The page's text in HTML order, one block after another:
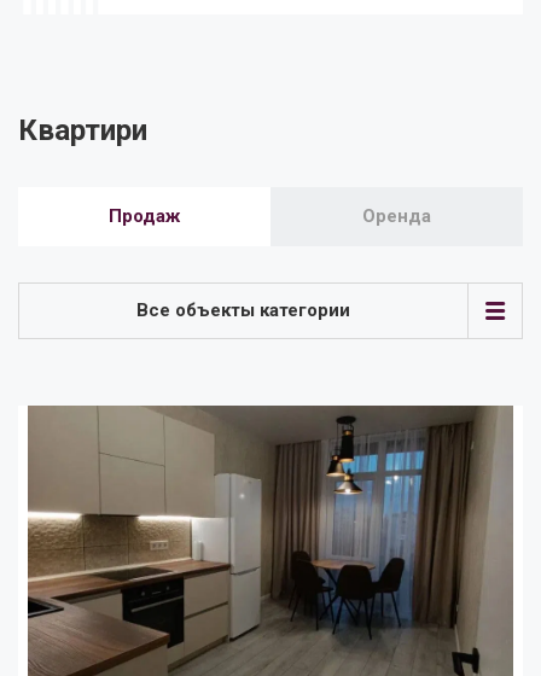
Квартири
Продаж Оренда
Все объекты категории